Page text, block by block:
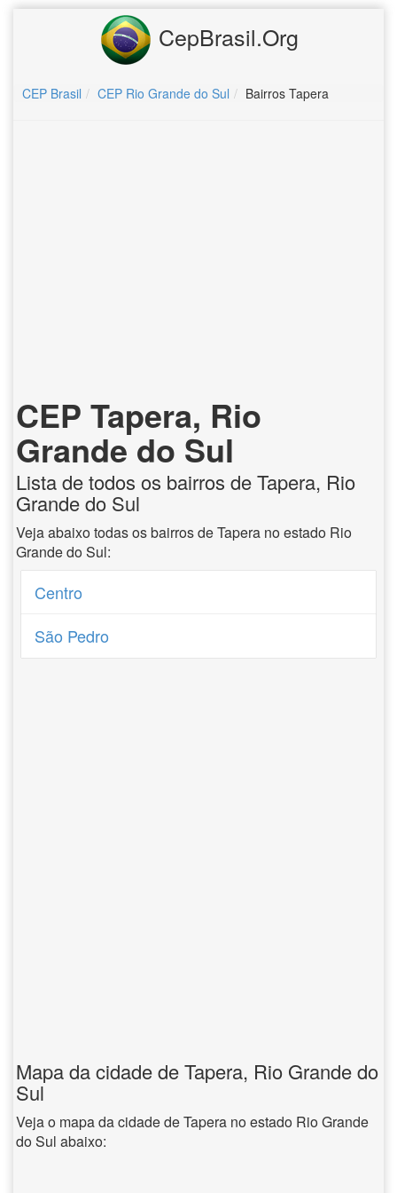
CepBrasil.Org
CEP Brasil CEP Rio Grande do Sul Bairros Tapera
CEP Tapera, Rio
Grande do Sul
Lista de todos os bairros de Tapera, Rio
Grande do Sul
Veja abaixo todas os bairros de Tapera no estado Rio
Grande do Sul:
Centro
São Pedro
Mapa da cidade de Tapera, Rio Grande do
Sul
Veja o mapa da cidade de Tapera no estado Rio Grande
do Sul abaixo: